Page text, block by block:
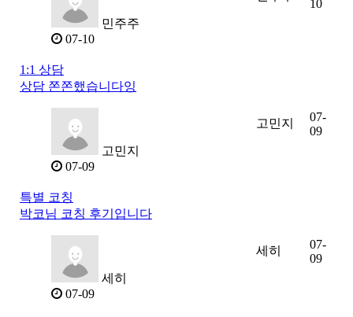
민주주
07-10
10
1:1 상담
상담 쫀쫀했습니다잉
고민지
07-09
고민지
07-
09
특별 코칭
박코님 코칭 후기입니다
세히
07-09
세히
07-
09